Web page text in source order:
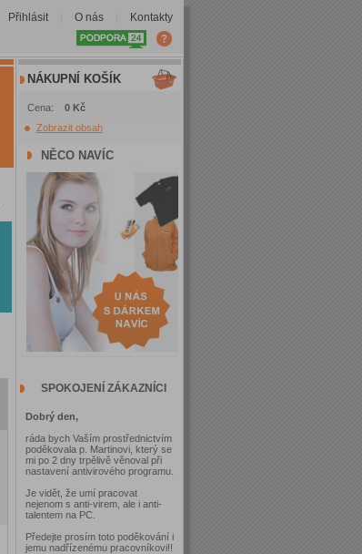
Přihlásit O nás Kontakty
NÁKUPNÍ KOŠÍK
Cena: 0 Kč
Zobrazit obsah
NĚCO NAVÍC
SPOKOJENÍ ZÁKAZNÍCI
Dobrý den,
ráda bych Vaším prostřednictvím
poděkovala p. Martinovi, který se
mi po 2 dny trpělivě věnoval při
nastavení antivirového programu.
Je vidět, že umí pracovat
nejenom s anti-virem, ale i anti-
talentem na PC.
Předejte prosím toto poděkování i
jemu nadřízenému pracovníkovi!!